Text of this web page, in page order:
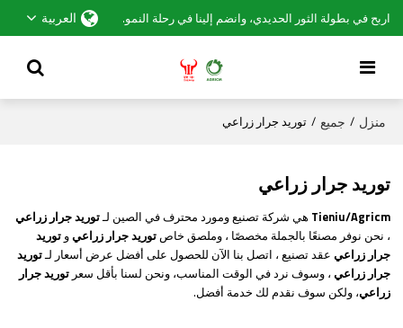
اربح في بطولة الثور الحديدي، وانضم إلينا في رحلة النمو. العربية
منزل / جميع / توريد جرار زراعي
توريد جرار زراعي
Tieniu/Agricm هي شركة تصنيع ومورد محترف في الصين لـتوريد جرار زراعي
، نحن نوفر مصنعًا بالجملة مخصصًا ، وملصق خاصتوريد جرار زراعيوتوريد
جرار زراعي عقد تصنيع ، اتصل بنا الآن للحصول على أفضل عرض أسعار لـتوريد
جرار زراعي ، وسوف نرد في الوقت المناسب، ونحن لسنا بأقل سعرتوريد جرار
زراعي، ولكن سوف نقدم لك خدمة أفضل.